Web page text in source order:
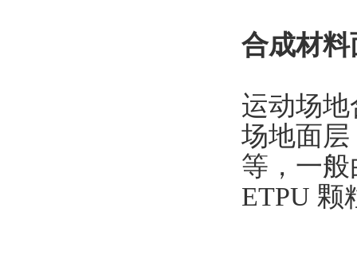
合成材
运动场
场地面
等，一
ETPU 颗